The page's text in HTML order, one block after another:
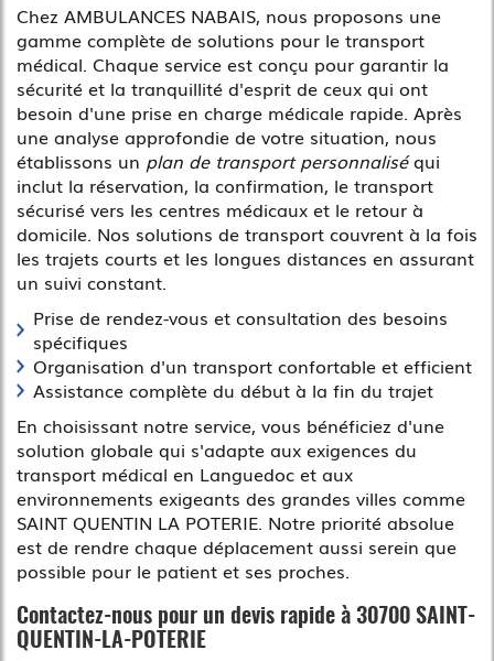
Chez AMBULANCES NABAIS, nous proposons une
gamme complète de solutions pour le transport
médical. Chaque service est conçu pour garantir la
sécurité et la tranquillité d'esprit de ceux qui ont
besoin d'une prise en charge médicale rapide. Après
une analyse approfondie de votre situation, nous
établissons un plan de transport personnaliséqui
inclut la réservation, la confirmation, le transport
sécurisé vers les centres médicaux et le retour à
domicile. Nos solutions de transport couvrent à la fois
les trajets courts et les longues distances en assurant
un suivi constant.
Prise de rendez-vous et consultation des besoins
spécifiques
Organisation d'un transport confortable et efficient
Assistance complète du début à la fin du trajet
En choisissant notre service, vous bénéficiez d'une
solution globale qui s'adapte aux exigences du
transport médical en Languedoc et aux
environnements exigeants des grandes villes comme
SAINT QUENTIN LA POTERIE. Notre priorité absolue
est de rendre chaque déplacement aussi serein que
possible pour le patient et ses proches.
Contactez-nous pour un devis rapide à 30700 SAINT-
QUENTIN-LA-POTERIE